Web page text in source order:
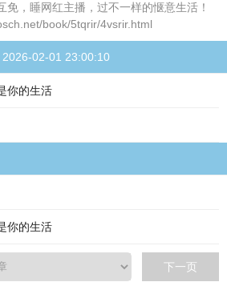
免，睡网红主播，过不一样的惬意生活！
book/5tqrir/4vsrir.html
02-01 23:00:10
你的生活
你的生活
下一页